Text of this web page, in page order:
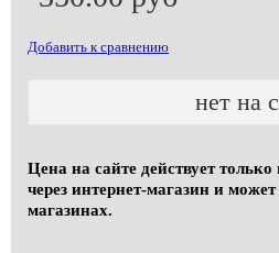
Добавить к сравнению
нет на
Цена на сайте действует
через интернет-магазин и
магазинах.